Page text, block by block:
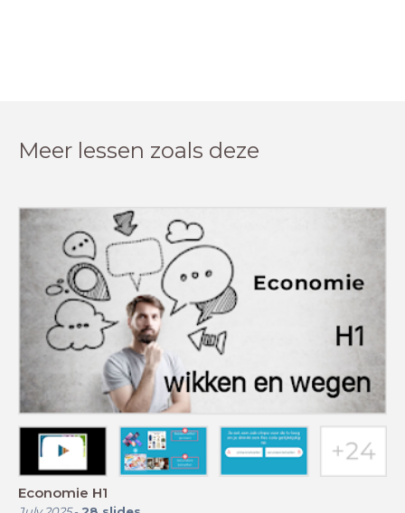
Meer lessen zoals deze
Economie H1